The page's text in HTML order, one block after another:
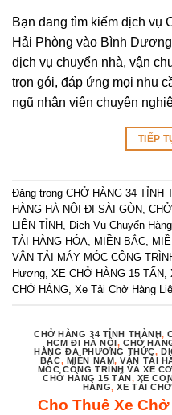
Bạn đang tìm kiếm dịch vụ
Hải Phòng vào Bình
dịch vụ chuyển nhà, vận
trọn gói, đáp ứng mọi nhu
ngũ nhân viên chuyên
TIẾP
Đăng trong CHỞ HÀNG 34 TỈNH
HÀNG HÀ NỘI ĐI SÀI GÒN,
LIÊN TỈNH, Dịch Vụ Chuyển
TẢI HÀNG HÓA, MIỀN BẮC,
VẬN TẢI MÁY MÓC CÔNG
Hương, XE CHỞ HÀNG 15 TẤN,
CHỞ HÀNG, Xe Tải Chở Hàng
CHỞ HÀNG 34 TỈNH THÀNH,
HCM ĐI HÀ NỘI,CHỞ
HÀNG ĐA PHƯƠNG THỨC,
BẮC, MIỀN NAM,VẬN TẢI
MÓC CÔNG TRÌNH VÀ XE
CHỞ HÀNG 15 TẤN, XE
HÀNG,XE TẢI
Cho Thuê Xe